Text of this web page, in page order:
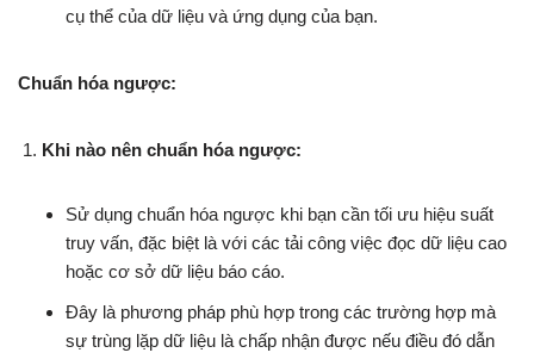
cụ thể của dữ liệu và ứng dụng của bạn.
Chuẩn hóa ngược:
Khi nào nên chuẩn hóa ngược:
Sử dụng chuẩn hóa ngược khi bạn cần tối ưu hiệu suất
truy vấn, đặc biệt là với các tải công việc đọc dữ liệu cao
hoặc cơ sở dữ liệu báo cáo.
Đây là phương pháp phù hợp trong các trường hợp mà
sự trùng lặp dữ liệu là chấp nhận được nếu điều đó dẫn